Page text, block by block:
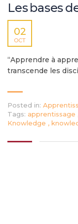
Les bases
02
OCT
“Apprendre à
transcende les
Posted in:
Tags: apprentissage
Knowledge ,